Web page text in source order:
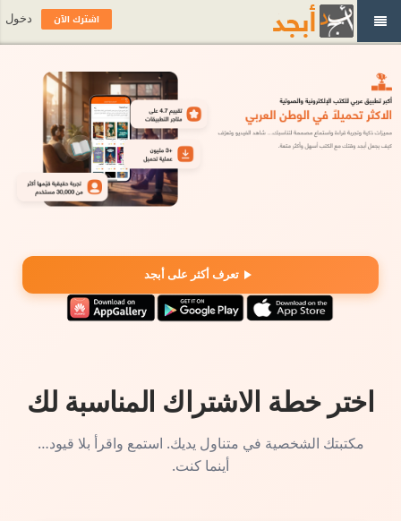
تعرف أكثر على أبجد
اختر خطة الاشتراك المناسبة لك
مكتبتك الشخصية في متناول يديك. استمع واقرأ بلا قيود…
أينما كنت.
اشترك الآن دخول